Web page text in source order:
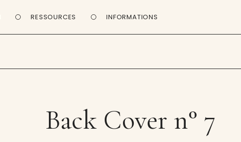
RESSOURCES INFORMATIONS
Back Cover n° 7